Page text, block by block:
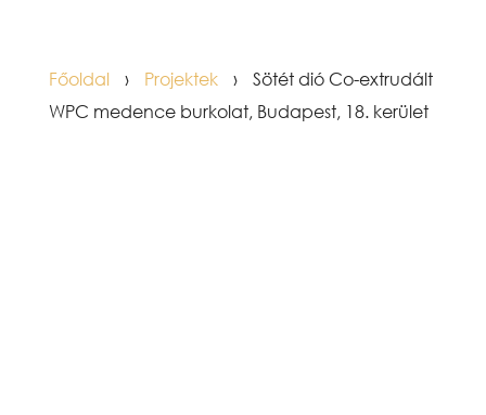
Főoldal › Projektek ›
Sötét dió Co-extrudált
WPC medence burkolat, Budapest, 18. kerület